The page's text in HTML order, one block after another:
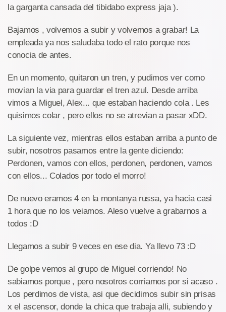
la garganta cansada del tibidabo express jaja ).
Bajamos , volvemos a subir y volvemos a grabar! La
empleada ya nos saludaba todo el rato porque nos
conocia de antes.
En un momento, quitaron un tren, y pudimos ver como
movian la via para guardar el tren azul. Desde arriba
vimos a Miguel, Alex... que estaban haciendo cola . Les
quisimos colar , pero ellos no se atrevian a pasar xDD.
La siguiente vez, mientras ellos estaban arriba a punto de
subir, nosotros pasamos entre la gente diciendo:
Perdonen, vamos con ellos, perdonen, perdonen, vamos
con ellos... Colados por todo el morro!
De nuevo eramos 4 en la montanya russa, ya hacia casi
1 hora que no los veiamos. Aleso vuelve a grabarnos a
todos :D
Llegamos a subir 9 veces en ese dia. Ya llevo 73 :D
De golpe vemos al grupo de Miguel corriendo! No
sabiamos porque , pero nosotros corriamos por si acaso .
Los perdimos de vista, asi que decidimos subir sin prisas
x el ascensor, donde la chica que trabaja alli, subiendo y